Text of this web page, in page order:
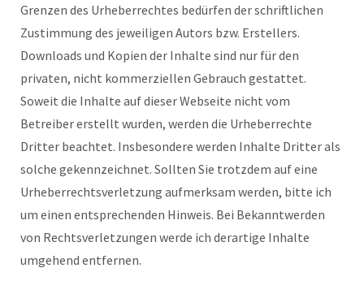
Grenzen des Urheberrechtes bedürfen der schriftlichen
Zustimmung des jeweiligen Autors bzw. Erstellers.
Downloads und Kopien der Inhalte sind nur für den
privaten, nicht kommerziellen Gebrauch gestattet.
Soweit die Inhalte auf dieser Webseite nicht vom
Betreiber erstellt wurden, werden die Urheberrechte
Dritter beachtet. Insbesondere werden Inhalte Dritter als
solche gekennzeichnet. Sollten Sie trotzdem auf eine
Urheberrechtsverletzung aufmerksam werden, bitte ich
um einen entsprechenden Hinweis. Bei Bekanntwerden
von Rechtsverletzungen werde ich derartige Inhalte
umgehend entfernen.